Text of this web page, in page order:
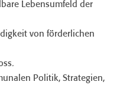
Lebensumfeld der
von förderlichen
Politik, Strategien,